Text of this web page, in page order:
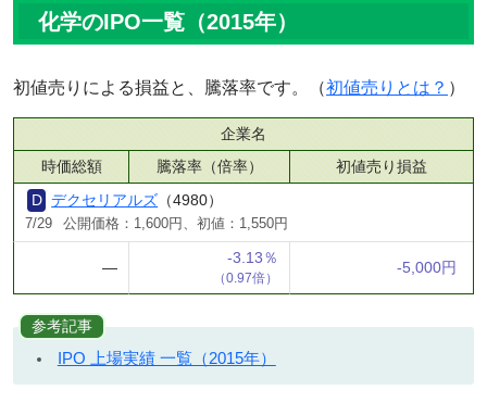
化学のIPO一覧（2015年）
初値売りによる損益と、騰落率です。（初値売りとは？ ）
企業名
時価総額
騰落率（倍率）
初値売り損益
デクセリアルズ （4980）
7/29 公開価格：1,600円、初値：1,550円
―
-3.13％
（0.97倍）
-5,000円
参考記事
IPO 上場実績 一覧（2015年）